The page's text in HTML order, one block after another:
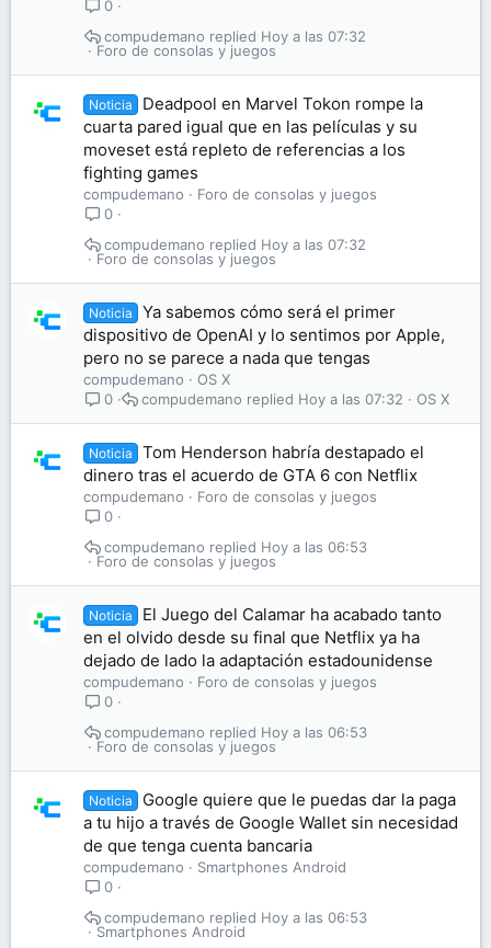
0
Foro de consolas y juegos
Hoy a las 07:32
compudemano
Noticia
Deadpool en Marvel Tokon rompe la
cuarta pared igual que en las películas y su
moveset está repleto de referencias a los
fighting games
compudemano
Foro de consolas y juegos
0
Foro de consolas y juegos
Hoy a las 07:32
compudemano
Noticia
Ya sabemos cómo será el primer
dispositivo de OpenAI y lo sentimos por Apple,
pero no se parece a nada que tengas
compudemano
OS X
0
OS X
Hoy a las 07:32
compudemano
Noticia
Tom Henderson habría destapado el
dinero tras el acuerdo de GTA 6 con Netflix
compudemano
Foro de consolas y juegos
0
Foro de consolas y juegos
Hoy a las 06:53
compudemano
Noticia
El Juego del Calamar ha acabado tanto
en el olvido desde su final que Netflix ya ha
dejado de lado la adaptación estadounidense
compudemano
Foro de consolas y juegos
0
Foro de consolas y juegos
Hoy a las 06:53
compudemano
Noticia
Google quiere que le puedas dar la paga
a tu hijo a través de Google Wallet sin necesidad
de que tenga cuenta bancaria
compudemano
Smartphones Android
0
Smartphones Android
Hoy a las 06:53
compudemano